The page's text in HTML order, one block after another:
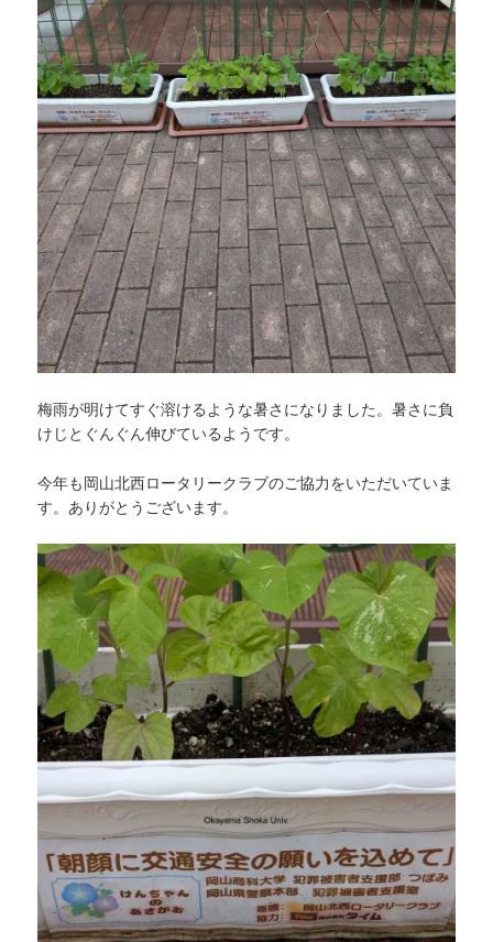
梅雨が明けてすぐ溶けるような暑さになりました。暑さに負
けじとぐんぐん伸びているようです。
今年も岡山北西ロータリークラブのご協力をいただいていま
す。ありがとうございます。